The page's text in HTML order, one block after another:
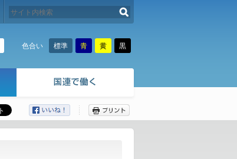
色合い 標準 青 黄 黒